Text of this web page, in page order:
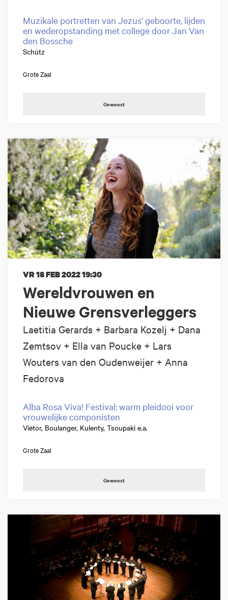
Muzikale portretten van Jezus’ geboorte, lijden
en wederopstanding met college door Jan Van
den Bossche
Schütz
Grote Zaal
Geweest
Wereldvrouwen en
Nieuwe Grensverleggers
Laetitia Gerards + Barbara Kozelj + Dana
Zemtsov + Ella van Poucke + Lars
Wouters van den Oudenweijer + Anna
Fedorova
VR 18 FEB 202219:30
Alba Rosa Viva! Festival: warm pleidooi voor
vrouwelijke componisten
Viëtor, Boulanger, Kulenty, Tsoupaki e.a.
Grote Zaal
Geweest